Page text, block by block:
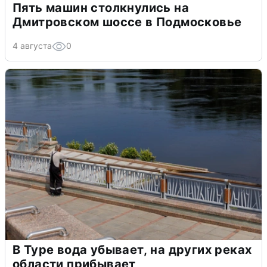
Пять машин столкнулись на
Дмитровском шоссе в Подмосковье
4 августа 0
В Туре вода убывает, на других реках